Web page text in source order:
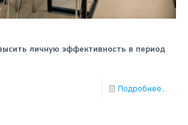
личную эффективность в период
Подробнее...